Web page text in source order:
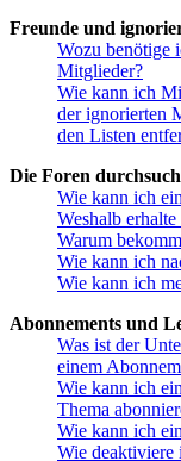
Freunde und
Wozu benötige
Mitglieder?
Wie kann ich
der ignorierten
den Listen
Die Foren
Wie kann ich
Weshalb
Warum
Wie kann ich
Wie kann ich
Abonnements und
Was ist der
einem
Wie kann ich
Thema
Wie kann ich
Wie deaktiviere